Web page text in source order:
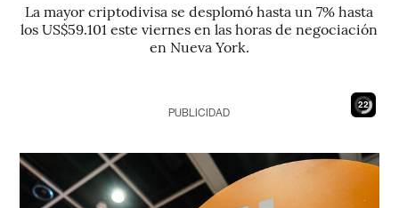
La mayor criptodivisa se desplomó hasta un 7% hasta
los US$59.101 este viernes en las horas de negociación
en Nueva York.
20
PUBLICIDAD